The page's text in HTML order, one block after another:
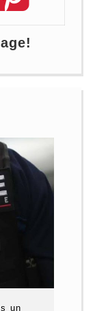
un